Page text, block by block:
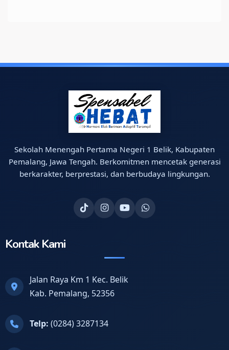
Sekolah Menengah Pertama Negeri 1 Belik, Kabupaten
Pemalang, Jawa Tengah. Berkomitmen mencetak generasi
berkarakter, berprestasi, dan berbudaya lingkungan.
Kontak Kami
Jalan Raya Km 1 Kec. Belik
Kab. Pemalang, 52356
Telp: (0284) 3287134